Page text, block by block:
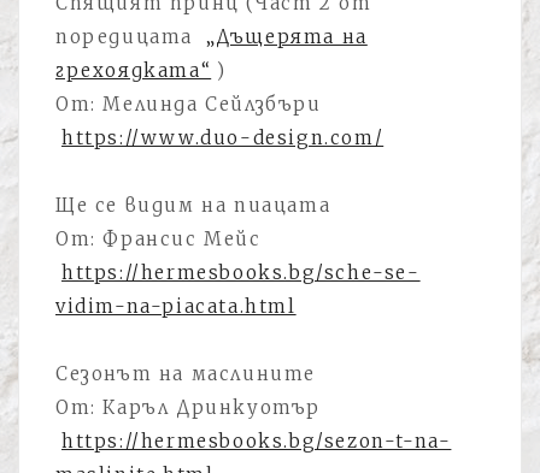
поредицата
„Дъщерята на
грехоядката“ )
От: Мелинда Сейлзбъри
https://www.duo-design.com/
Ще се видим на пиацата
От: Франсис Мейс
https://hermesbooks.bg/sche-se-
vidim-na-piacata.html
Сезонът на маслините
От: Каръл Дринкуотър
https://hermesbooks.bg/sezon-t-na-